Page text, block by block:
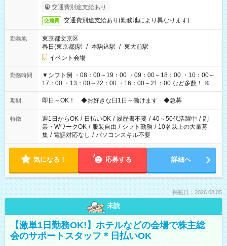
も異なります
交通費別途支給あり
交通費 交通費別途支給あり(勤務地により異なります)
勤務地
東京都文京区
春日(東京都)駅 / 本駒込駅 / 東大前駅
イベント会場
勤務時間
▼シフト例 ・08：00～19：00 ・09：00～18：00 ・10：00～
17：00 ・13：00～22：00 ・16：00～21：00 など多数！ ※お
仕事により勤務時間が異なります
期間 即日～OK！ ◆お好きな日1日～働けます ◆急募
特徴 週1日からOK / 日払いOK / 履歴書不要 / 40～50代活躍中 / 副
業・WワークOK / 服装自由 / シフト勤務 / 10名以上の大量募
集 / 電話対応なし / パソコンスキル不要
気になる！ 応募する 詳細へ
掲載日：2026.08.05
未読
【激単1日勤務OK!】ホテルなどの会場で株主総
会のサポートスタッフ＊日払いOK